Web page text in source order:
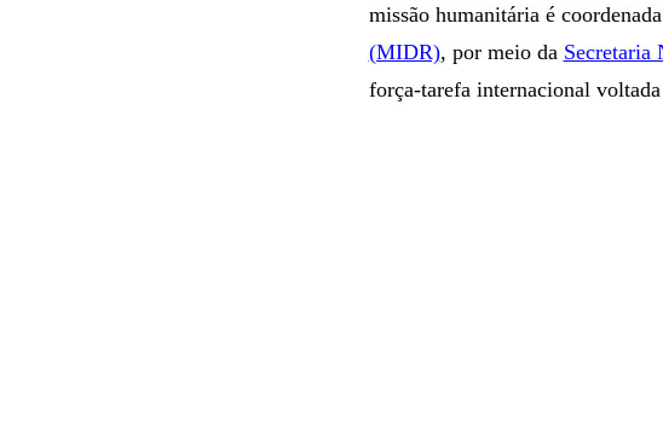
missão humanitária é
(MIDR), por meio da Secretaria
força-tarefa internacional